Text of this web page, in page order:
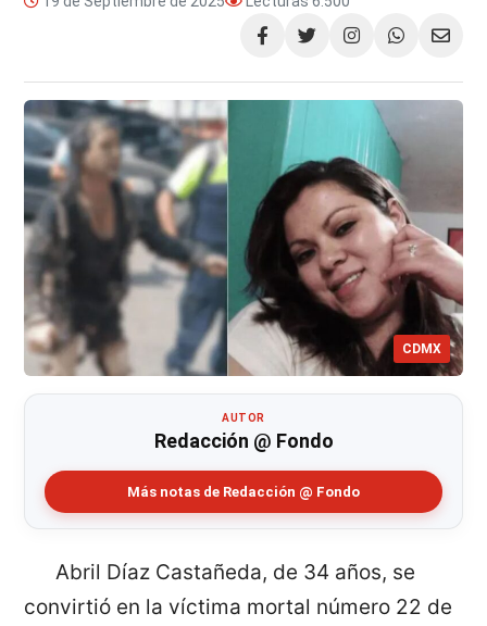
Compartir
CDMX
AUTOR
Redacción @ Fondo
Más notas de Redacción @ Fondo
Abril Díaz Castañeda, de 34 años, se
convirtió en la víctima mortal número 22 de